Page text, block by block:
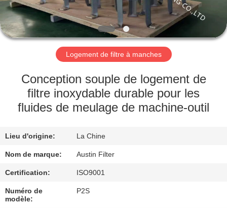
SUJET
DE
NOUS
VISITE
D'USINE
DE
QUALITÉ
CONTACTEZ-
Logement de filtre à manches
Conception souple de logement de
filtre inoxydable durable pour les
fluides de meulage de machine-outil
Lieu d'origine: La Chine
Nom de marque: Austin Filter
Certification: ISO9001
Numéro de
modèle:
P2S